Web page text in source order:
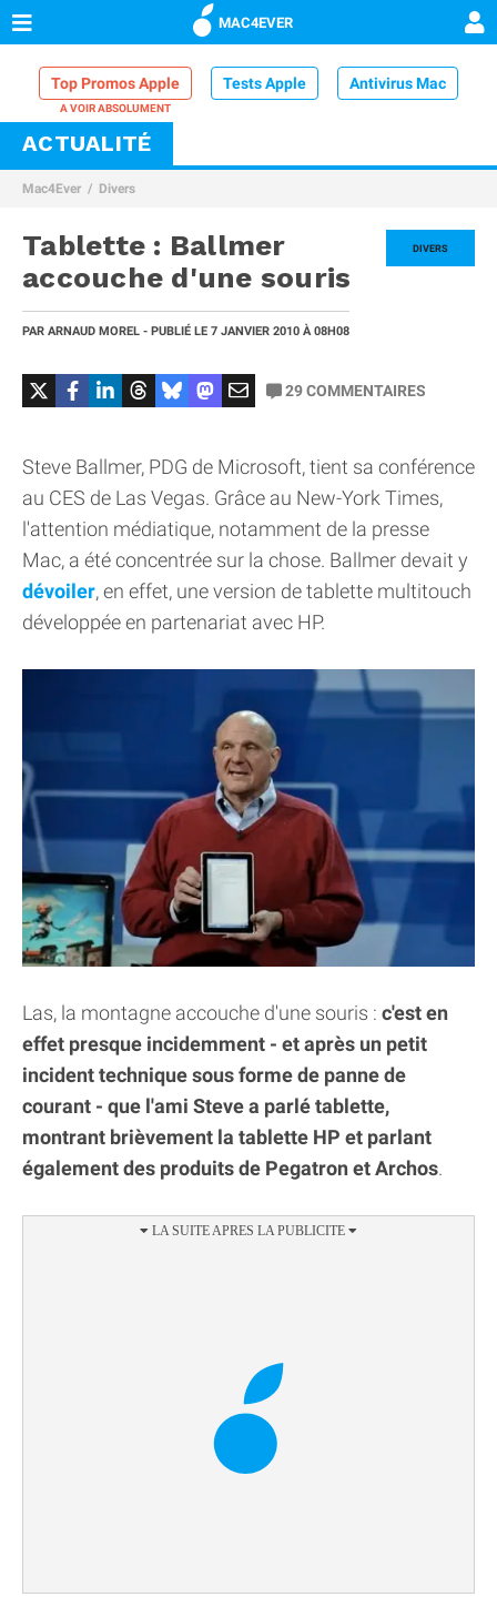
MAC4EVER
Top Promos Apple Tests Apple Antivirus Mac
VPN Mac
Comparatif iPhone
ACTUALITÉ
Mac4Ever Divers
DIVERS
Tablette : Ballmer
accouche d'une souris
PAR ARNAUD MOREL - PUBLIÉ LE 7 JANVIER 2010 À 08H08
29COMMENTAIRES
Steve Ballmer, PDG de Microsoft, tient sa conférence
au CES de Las Vegas. Grâce au New-York Times,
l'attention médiatique, notamment de la presse
Mac, a été concentrée sur la chose. Ballmer devait y
dévoiler, en effet, une version de tablette multitouch
développée en partenariat avec HP.
Las, la montagne accouche d'une souris : c'est en
effet presque incidemment - et après un petit
incident technique sous forme de panne de
courant - que l'ami Steve a parlé tablette,
montrant brièvement la tablette HP et parlant
également des produits de Pegatron et Archos.